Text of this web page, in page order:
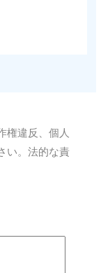
権違反、個人
い。法的な責